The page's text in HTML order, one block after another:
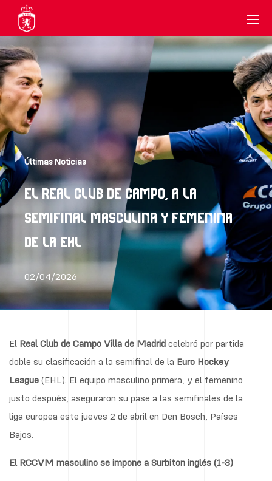
Últimas Noticias
El REAL CLUB DE CAMPO, A LA
SEMIFINAL MASCULINA Y FEMENINA
DE LA EHL
02/04/2026
El Real Club de Campo Villa de Madrid celebró por partida
doble su clasificación a la semifinal de la Euro Hockey
League (EHL). El equipo masculino primera, y el femenino
justo después, aseguraron su pase a las semifinales de la
liga europea este jueves 2 de abril en Den Bosch, Países
Bajos.
El RCCVM masculino se impone a Surbiton inglés (1-3)